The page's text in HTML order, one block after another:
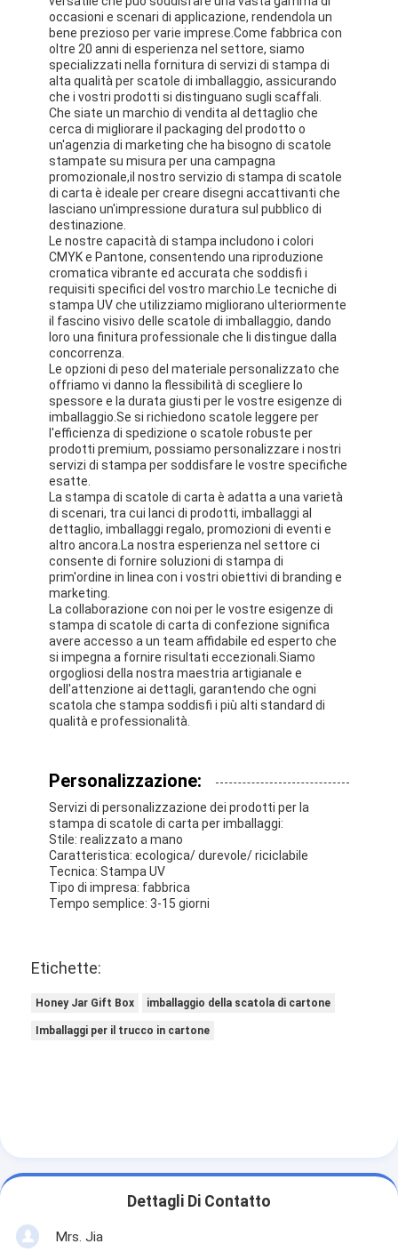
Visita alla fabbrica
Controllo di qualità
Contattaci
Notizie
stampa di scatole di imballaggio
Scatola d'imballaggio cosmetica
Scatola di imballaggio elettronica
borse di carta del regalo
Contenitore di regalo rigido
scatola di carta pieghevole
scatola di visualizzazione del contatore
Prodotti per la vendita al dettaglio
Etichetta adesiva
Borsa d'imballaggio della maschera facciale
Stampa di opuscoli su misura
Pacchetto rosso personalizzato
occasioni e scenari di applicazione, rendendola un
bene prezioso per varie imprese.Come fabbrica con
oltre 20 anni di esperienza nel settore, siamo
specializzati nella fornitura di servizi di stampa di
alta qualità per scatole di imballaggio, assicurando
che i vostri prodotti si distinguano sugli scaffali.
Che siate un marchio di vendita al dettaglio che
cerca di migliorare il packaging del prodotto o
un'agenzia di marketing che ha bisogno di scatole
stampate su misura per una campagna
promozionale,il nostro servizio di stampa di scatole
di carta è ideale per creare disegni accattivanti che
lasciano un'impressione duratura sul pubblico di
destinazione.
Le nostre capacità di stampa includono i colori
CMYK e Pantone, consentendo una riproduzione
cromatica vibrante ed accurata che soddisfi i
requisiti specifici del vostro marchio.Le tecniche di
stampa UV che utilizziamo migliorano ulteriormente
il fascino visivo delle scatole di imballaggio, dando
loro una finitura professionale che li distingue dalla
concorrenza.
Le opzioni di peso del materiale personalizzato che
offriamo vi danno la flessibilità di scegliere lo
spessore e la durata giusti per le vostre esigenze di
imballaggio.Se si richiedono scatole leggere per
l'efficienza di spedizione o scatole robuste per
prodotti premium, possiamo personalizzare i nostri
servizi di stampa per soddisfare le vostre specifiche
esatte.
La stampa di scatole di carta è adatta a una varietà
di scenari, tra cui lanci di prodotti, imballaggi al
dettaglio, imballaggi regalo, promozioni di eventi e
altro ancora.La nostra esperienza nel settore ci
consente di fornire soluzioni di stampa di
prim'ordine in linea con i vostri obiettivi di branding e
marketing.
La collaborazione con noi per le vostre esigenze di
stampa di scatole di carta di confezione significa
avere accesso a un team affidabile ed esperto che
si impegna a fornire risultati eccezionali.Siamo
orgogliosi della nostra maestria artigianale e
dell'attenzione ai dettagli, garantendo che ogni
scatola che stampa soddisfi i più alti standard di
qualità e professionalità.
Personalizzazione:
Servizi di personalizzazione dei prodotti per la
stampa di scatole di carta per imballaggi:
Stile: realizzato a mano
Caratteristica: ecologica/ durevole/ riciclabile
Tecnica: Stampa UV
Tipo di impresa: fabbrica
Tempo semplice: 3-15 giorni
Etichette:
Honey Jar Gift Box imballaggio della scatola di cartone
Imballaggi per il trucco in cartone
Dettagli Di Contatto
Mrs. Jia